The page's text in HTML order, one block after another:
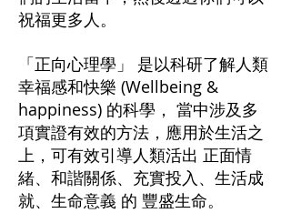
祝福更多人。
「正向心理學」 是以科研了解人類
幸福感和快樂 (Wellbeing &
happiness) 的科學， 當中涉及多
項實證有效的方法，應用於生活之
上，可有效引導人類活出 正面情
緒、和諧關係、充實投入、生活成
就、生命意義 的 豐盛生命。